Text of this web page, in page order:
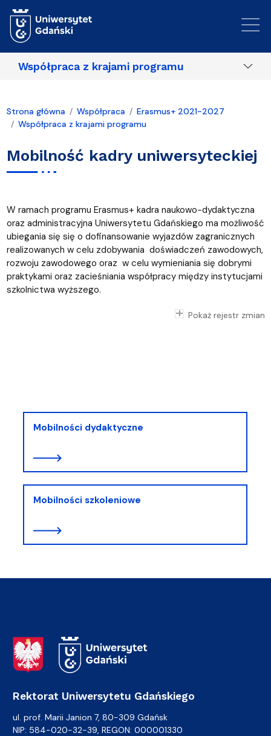
Współpraca z krajami programu
Strona główna Współpraca
Erasmus+ 2021-2027
Współpraca z krajami programu
Mobilność kadry uniwersyteckiej
W ramach programu Erasmus+ kadra naukowo-dydaktyczna
oraz administracyjna Uniwersytetu Gdańskiego ma możliwość
ubiegania się się o dofinansowanie wyjazdów zagranicznych
realizowanych w celu zdobywania doświadczeń zawodowych,
rozwoju zawodowego oraz w celu wymieniania się dobrymi
praktykami oraz zacieśniania współpracy między instytucjami
szkolnictwa wyższego.
Pokaż rejestr zmian
Mobilności dydaktyczne
Mobilności szkoleniowe
Adres Rektoratu
Rektorat Uniwersytetu Gdańskiego
ul. prof. Marii Janion 7, 80-309 Gdańsk
NIP: 584-020-32-39, REGON: 000001330